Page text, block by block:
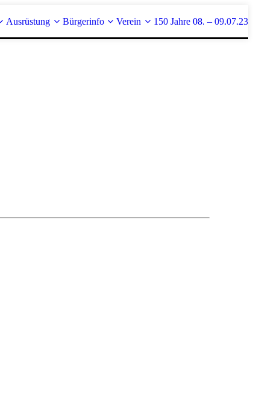
Ausrüstung Bürgerinfo Verein 150 Jahre 08. – 09.07.23